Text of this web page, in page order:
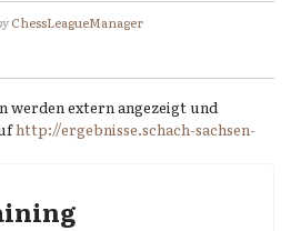
ChessLeagueManager
werden extern angezeigt und
http://ergebnisse.schach-sachsen-